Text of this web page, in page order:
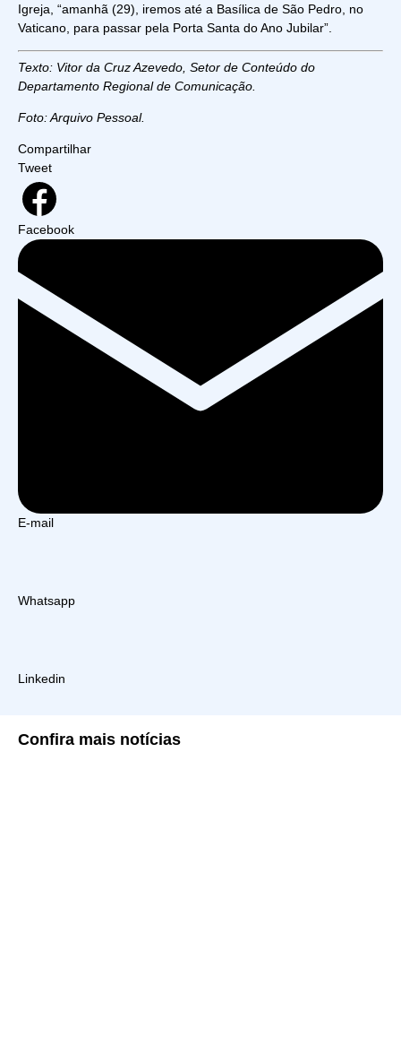
Igreja, “amanhã (29), iremos até a Basílica de São Pedro, no
Vaticano, para passar pela Porta Santa do Ano Jubilar”.
Texto: Vitor da Cruz Azevedo, Setor de Conteúdo do
Departamento Regional de Comunicação.
Foto: Arquivo Pessoal.
Compartilhar
Tweet
Facebook
E-mail
Whatsapp
Linkedin
Confira mais notícias